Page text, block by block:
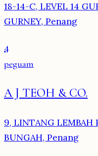
18-14-C, LEVEL 14
GURNEY, Penang
4
peguam
A J TEOH & CO.
9, LINTANG LEMBAH
BUNGAH, Penang